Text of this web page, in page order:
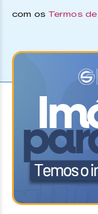
com os Termos